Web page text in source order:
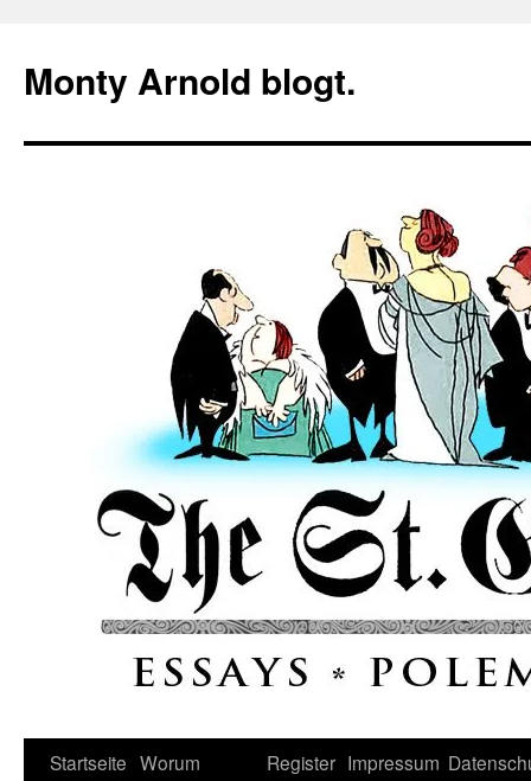
springen
Monty Arnold blogt.
Startseite Worum
Register Impressum